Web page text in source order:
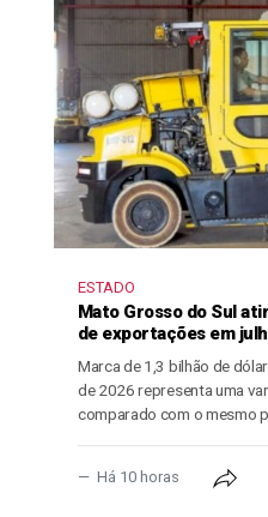
ESTADO
Mato Grosso do Sul
de exportações em
Marca de 1,3 bilhão de
de 2026 representa uma
comparado com o mesmo
Há 10 horas